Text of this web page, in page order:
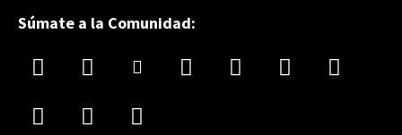
Súmate a la Comunidad: